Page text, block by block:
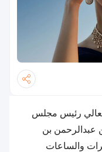
رئيس مجلس
عبدالرحمن بن
والساعات